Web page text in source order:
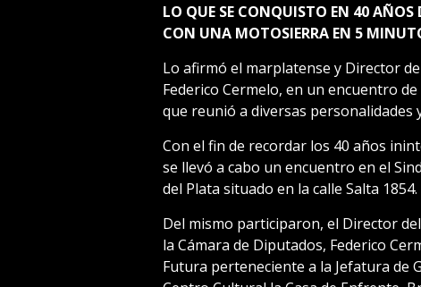
LO QUE SE CONQUISTO EN 40 AÑOS
CON UNA MOTOSIERRA EN 5
Lo afirmó el marplatense y Director
Federico Cermelo, en un encuentro de
que reunió a diversas personalidades
Con el fin de recordar los 40 años
se llevó a cabo un encuentro en el
del Plata situado en la calle Salta 1854.
Del mismo participaron, el Director
la Cámara de Diputados, Federico
Futura perteneciente a la Jefatura de